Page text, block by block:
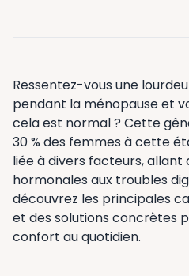
Ressentez-vous une
pendant la ménopause et
cela est normal ? Cette
30 % des femmes à cette
liée à divers facteurs, allant
hormonales aux troubles
découvrez les principales
et des solutions concrètes
confort au quotidien.